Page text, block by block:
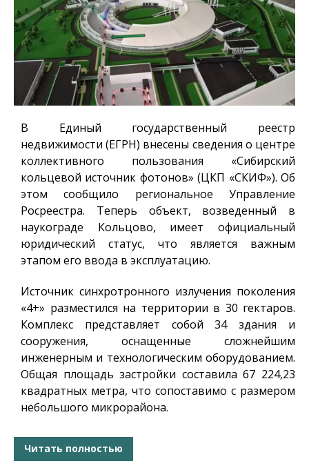
В Единый государственный реестр
недвижимости (ЕГРН) внесены сведения о центре
коллективного пользования «Сибирский
кольцевой источник фотонов» (ЦКП «СКИФ»). Об
этом сообщило региональное Управление
Росреестра. Теперь объект, возведенный в
наукограде Кольцово, имеет официальный
юридический статус, что является важным
этапом его ввода в эксплуатацию.
Источник синхротронного излучения поколения
«4+» разместился на территории в 30 гектаров.
Комплекс представляет собой 34 здания и
сооружения, оснащенные сложнейшим
инженерным и технологическим оборудованием.
Общая площадь застройки составила 67 224,23
квадратных метра, что сопоставимо с размером
небольшого микрорайона.
Читать полностью